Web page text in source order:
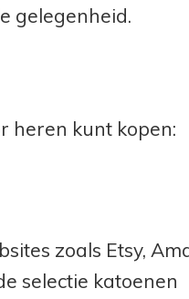
gelegenheid.
heren kunt kopen:
zoals Etsy,
selectie katoenen